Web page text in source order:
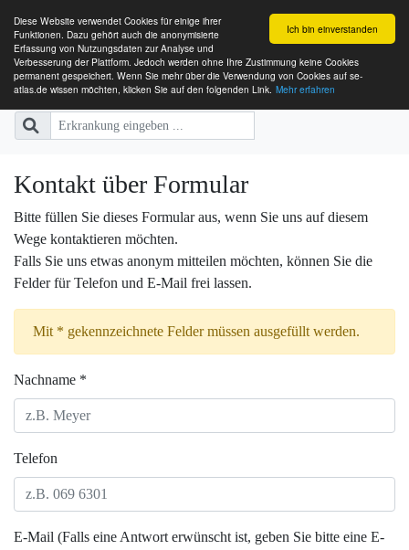
Ich bin einverstanden
Diese Website verwendet Cookies für einige ihrer
Funktionen. Dazu gehört auch die anonymisierte
Erfassung von Nutzungsdaten zur Analyse und
Verbesserung der Plattform. Jedoch werden ohne Ihre Zustimmung keine Cookies
permanent gespeichert. Wenn Sie mehr über die Verwendung von Cookies auf se-
atlas.de wissen möchten, klicken Sie auf den folgenden Link. Mehr erfahren
SE-ATLAS
Versorgungsatlas für Menschen
Kontakt über Formular
Bitte füllen Sie dieses Formular aus, wenn Sie uns auf diesem
Wege kontaktieren möchten.
Falls Sie uns etwas anonym mitteilen möchten, können Sie die
Felder für Telefon und E-Mail frei lassen.
Mit * gekennzeichnete Felder müssen ausgefüllt werden.
Nachname *
Telefon
E-Mail (Falls eine Antwort erwünscht ist, geben Sie bitte eine E-